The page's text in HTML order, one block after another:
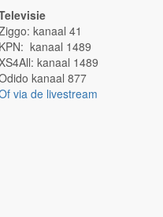
kanaal 41
KPN: kanaal 1489
kanaal 1489
kanaal 877
via de livestream